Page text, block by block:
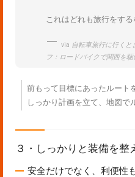
これはどれも旅行をす
via 自転車旅行に行くと
フ：ロードバイクで関西を
前もって目標にあったルート
しっかり計画を立て、地図で
３・しっかりと装備を整
安全だけでなく、利便性